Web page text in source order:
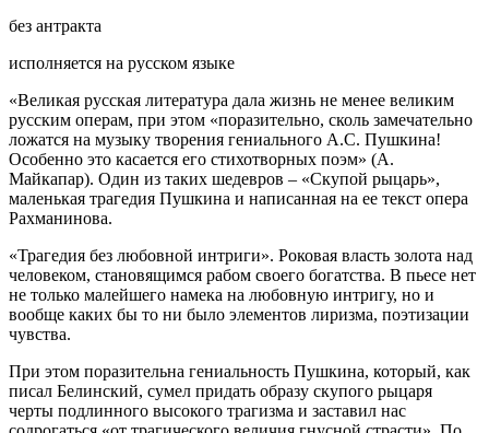
без антракта
исполняется на русском языке
«Великая русская литература дала жизнь не менее великим
русским операм, при этом «поразительно, сколь замечательно
ложатся на музыку творения гениального А.С. Пушкина!
Особенно это касается его стихотворных поэм» (А.
Майкапар). Один из таких шедевров – «Скупой рыцарь»,
маленькая трагедия Пушкина и написанная на ее текст опера
Рахманинова.
«Трагедия без любовной интриги». Роковая власть золота над
человеком, становящимся рабом своего богатства. В пьесе нет
не только малейшего намека на любовную интригу, но и
вообще каких бы то ни было элементов лиризма, поэтизации
чувства.
При этом поразительна гениальность Пушкина, который, как
писал Белинский, сумел придать образу скупого рыцаря
черты подлинного высокого трагизма и заставил нас